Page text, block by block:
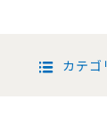
カテゴ